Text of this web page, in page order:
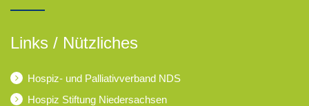
Links / Nützliches
Hospiz- und Palliativverband NDS
Hospiz Stiftung Niedersachsen